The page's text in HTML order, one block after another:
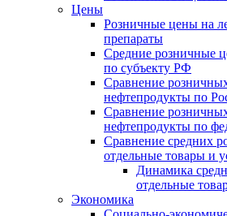
Цены
Розничные цены на
препараты
Средние розничные
по субъекту РФ
Сравнение
нефтепродукты по
Сравнение
нефтепродукты по
Сравнение средних
отдельные товары и
Динамика
отдельные
Экономика